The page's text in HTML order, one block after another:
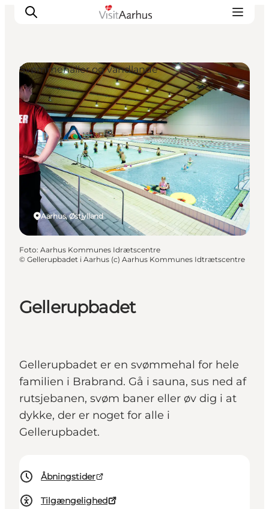
Oplevelser
Kalender
Byer og steder
Planlæg ferien
Transport
Gellerupbadet
Gellerupbadet er en svømmehal for hele
familien i Brabrand. Gå i sauna, sus ned af
rutsjebanen, svøm baner eller øv dig i at
dykke, der er noget for alle i
Gellerupbadet.
Åbningstider
Tilgængelighed
Aarhus, Østjylland
Svømmehaller og vandlande
Foto: Aarhus Kommunes Idrætscentre
© Gellerupbadet i Aarhus (c) Aarhus Kommunes Idtrætscentre